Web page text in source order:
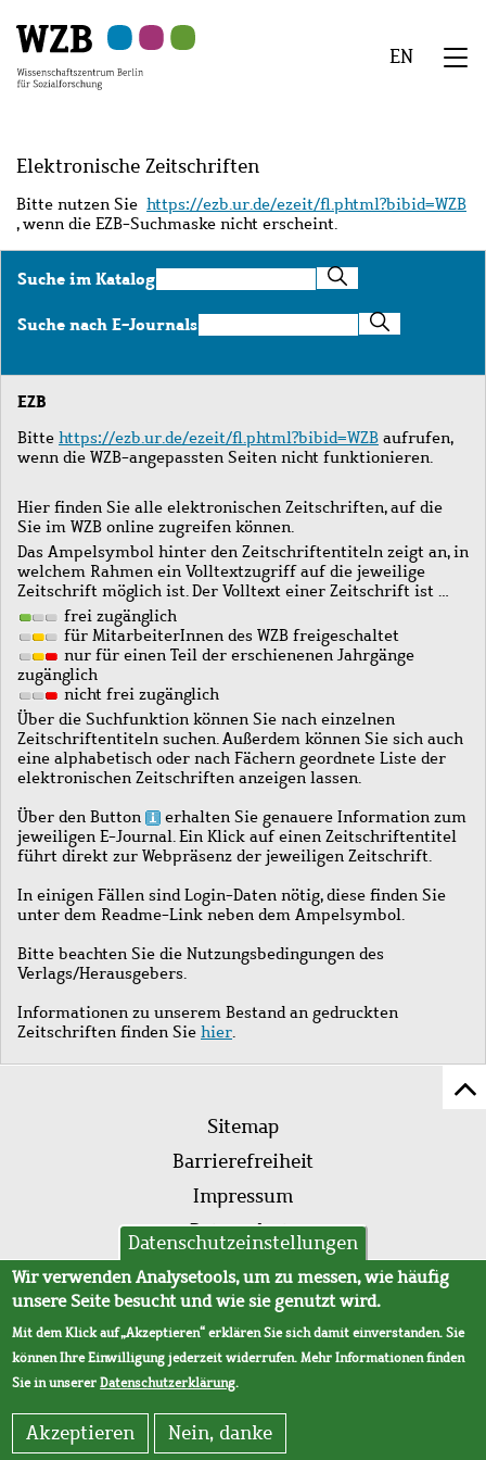
Hauptinhalt
springen
Navigation
springen
Suche
springen
Sekundärnavigation
springen
Fußzeile
springen
EN
Elektronische Zeitschriften
Bitte nutzen Sie https://ezb.ur.de/ezeit/fl.phtml?bibid=WZB
, wenn die EZB-Suchmaske nicht erscheint.
Suche im KatalogSuche
im
Katalog
Suche nach E-JournalsSuche
nach
Journals
EZB
Bitte https://ezb.ur.de/ezeit/fl.phtml?bibid=WZB aufrufen,
wenn die WZB-angepassten Seiten nicht funktionieren.
Hier finden Sie alle elektronischen Zeitschriften, auf die
Sie im WZB online zugreifen können.
Das Ampelsymbol hinter den Zeitschriftentiteln zeigt an, in
welchem Rahmen ein Volltextzugriff auf die jeweilige
Zeitschrift möglich ist. Der Volltext einer Zeitschrift ist …
frei zugänglich
für MitarbeiterInnen des WZB freigeschaltet
nur für einen Teil der erschienenen Jahrgänge
zugänglich
nicht frei zugänglich
Über die Suchfunktion können Sie nach einzelnen
Zeitschriftentiteln suchen. Außerdem können Sie sich auch
eine alphabetisch oder nach Fächern geordnete Liste der
elektronischen Zeitschriften anzeigen lassen.
Über den Button
erhalten Sie genauere Information zum
jeweiligen E-Journal. Ein Klick auf einen Zeitschriftentitel
führt direkt zur Webpräsenz der jeweiligen Zeitschrift.
In einigen Fällen sind Login-Daten nötig, diese finden Sie
unter dem Readme-Link neben dem Ampelsymbol.
Bitte beachten Sie die Nutzungsbedingungen des
Verlags/Herausgebers.
Informationen zu unserem Bestand an gedruckten
Zeitschriften finden Sie hier.
Fußleistenmenü
Sitemap
Barrierefreiheit
Impressum
Datenschutz
AVB
Datenschutzeinstellungen
Wir verwenden Analysetools, um zu messen, wie häufig
unsere Seite besucht und wie sie genutzt wird.
Mit dem Klick auf „Akzeptieren“ erklären Sie sich damit einverstanden. Sie
können Ihre Einwilligung jederzeit widerrufen. Mehr Informationen finden
Sie in unsererDatenschutzerklärung.
Akzeptieren Nein, danke